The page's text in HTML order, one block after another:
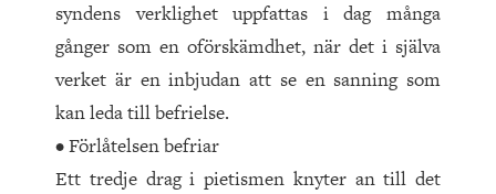
syndens verklighet uppfattas i dag många
gånger som en oförskämdhet, när det i själva
verket är en inbjudan att se en sanning som
kan leda till befrielse.
• Förlåtelsen befriar
Ett tredje drag i pietismen knyter an till det